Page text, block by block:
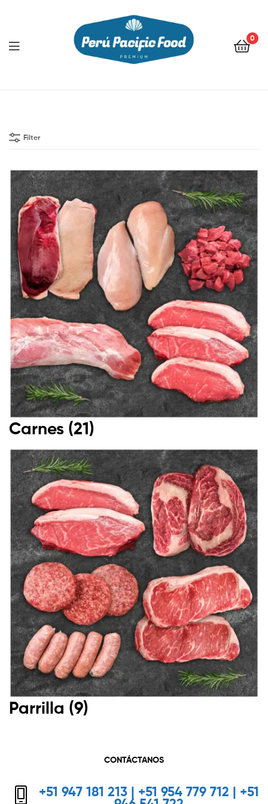
0
Menu
Filter
Carnes (21)
Parrilla (9)
CONTÁCTANOS
+51 947 181 213 | +51 954 779 712 | +51